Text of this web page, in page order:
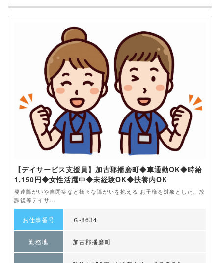
【デイサービス支援員】加古郡播磨町◆車通勤OK◆時給
1,150円◆女性活躍中◆未経験OK◆扶養内OK
発達障がいや自閉症など様々な障がいを抱える お子様を対象とした、放
課後等デイサ...
お仕事番号 Ｇ-8634
勤務地 加古郡播磨町